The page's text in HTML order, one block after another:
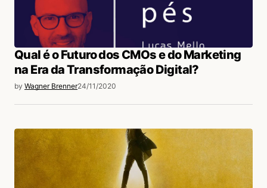
Qual é o Futuro dos CMOs e do Marketing
na Era da Transformação Digital?
by Wagner Brenner24/11/2020